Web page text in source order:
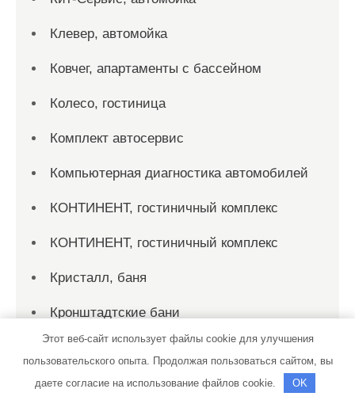
Клевер, автомойка
Ковчег, апартаменты с бассейном
Колесо, гостиница
Комплект автосервис
Компьютерная диагностика автомобилей
КОНТИНЕНТ, гостиничный комплекс
КОНТИНЕНТ, гостиничный комплекс
Кристалл, баня
Кронштадтские бани
Крым Авто Холдинг
Купеческий двор, гостиничный комплекс
Этот веб-сайт использует файлы cookie для улучшения
пользовательского опыта. Продолжая пользоваться сайтом, вы
даете согласие на использование файлов cookie.
OK